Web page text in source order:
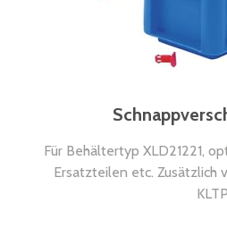
Für Behältertyp XLD21221,
Ersatzteilen etc. Zusätzlich